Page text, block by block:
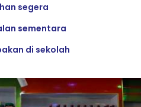
segera
sementara
di sekolah